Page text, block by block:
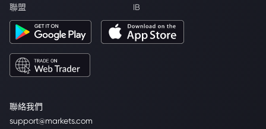
聯絡我們
support@markets.com
聯盟 IB